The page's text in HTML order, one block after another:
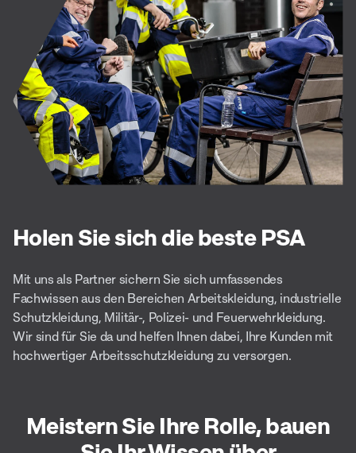
Holen Sie sich die beste PSA
Mit uns als Partner sichern Sie sich umfassendes
Fachwissen aus den Bereichen Arbeitskleidung, industrielle
Schutzkleidung, Militär-, Polizei- und Feuerwehrkleidung.
Wir sind für Sie da und helfen Ihnen dabei, Ihre Kunden mit
hochwertiger Arbeitsschutzkleidung zu versorgen.
Meistern Sie Ihre Rolle, bauen